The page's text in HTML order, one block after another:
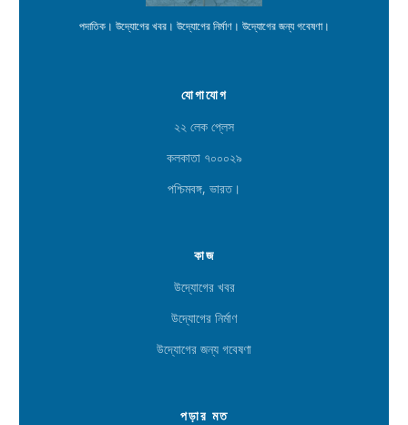
পদাতিক। উদ্যোগের খবর। উদ্যোগের নির্মাণ। উদ্যোগের জন্য গবেষণা।
যোগাযোগ
২২ লেক প্লেস
কলকাতা ৭০০০২৯
পশ্চিমবঙ্গ, ভারত।
কাজ
উদ্যোগের খবর
উদ্যোগের নির্মাণ
উদ্যোগের জন্য গবেষণা
পড়ার মত